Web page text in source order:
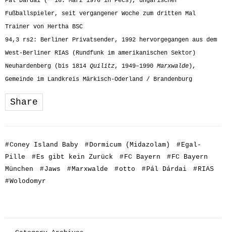
Fußballspieler, seit vergangener Woche zum dritten Mal
Trainer von Hertha BSC
94,3 rs2: Berliner Privatsender, 1992 hervorgegangen aus dem
West-Berliner RIAS (Rundfunk im amerikanischen Sektor)
Neuhardenberg (bis 1814 Quilitz, 1949–1990 Marxwalde ),
Gemeinde im Landkreis Märkisch-Oderland / Brandenburg
Share
#Coney Island Baby #Dormicum (Midazolam) #Egal-
Pille
#Es gibt kein Zurück #FC Bayern #FC Bayern
München
#Jaws #Marxwalde #otto #Pál Dárdai #RIAS
#Wolodomyr